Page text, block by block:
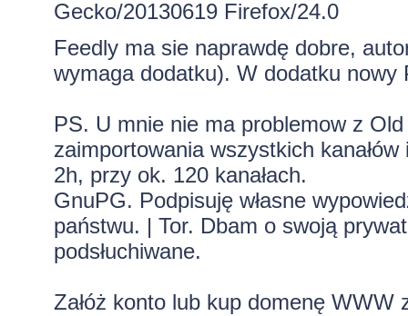
Gecko/20130619 Firefox/24.0
Feedly ma sie naprawdę dobre,
wymaga dodatku). W dodatku
PS. U mnie nie ma problemow z
zaimportowania wszystkich
2h, przy ok. 120 kanałach.
GnuPG. Podpisuję własne
państwu. | Tor. Dbam o swoją
podsłuchiwane.
Załóż konto lub kup domenę